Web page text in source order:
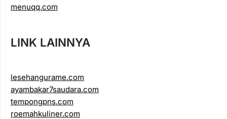
menuqq.com
LINK LAINNYA
lesehangurame.com
ayambakar7saudara.com
tempongpns.com
roemahkuliner.com